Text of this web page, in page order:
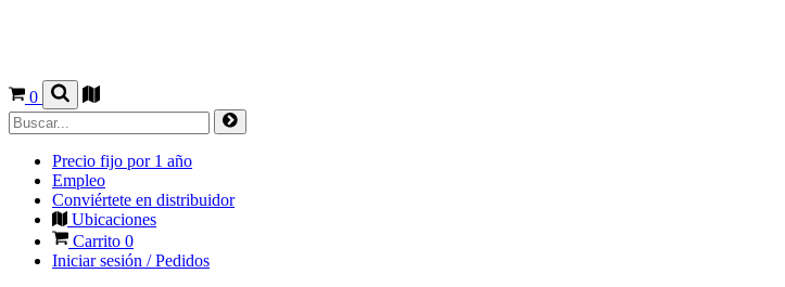
0
Precio fijo por 1 año
Empleo
Conviértete en distribuidor
Ubicaciones
Carrito 0
Iniciar sesión / Pedidos